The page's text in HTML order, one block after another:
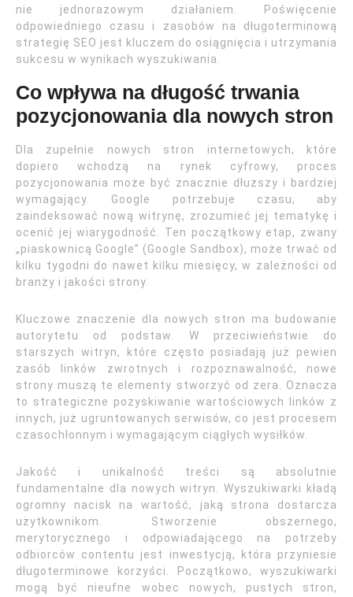
nie jednorazowym działaniem. Poświęcenie
odpowiedniego czasu i zasobów na długoterminową
strategię SEO jest kluczem do osiągnięcia i utrzymania
sukcesu w wynikach wyszukiwania.
Co wpływa na długość trwania
pozycjonowania dla nowych stron
Dla zupełnie nowych stron internetowych, które
dopiero wchodzą na rynek cyfrowy, proces
pozycjonowania może być znacznie dłuższy i bardziej
wymagający. Google potrzebuje czasu, aby
zaindeksować nową witrynę, zrozumieć jej tematykę i
ocenić jej wiarygodność. Ten początkowy etap, zwany
„piaskownicą Google” (Google Sandbox), może trwać od
kilku tygodni do nawet kilku miesięcy, w zależności od
branży i jakości strony.
Kluczowe znaczenie dla nowych stron ma budowanie
autorytetu od podstaw. W przeciwieństwie do
starszych witryn, które często posiadają już pewien
zasób linków zwrotnych i rozpoznawalność, nowe
strony muszą te elementy stworzyć od zera. Oznacza
to strategiczne pozyskiwanie wartościowych linków z
innych, już ugruntowanych serwisów, co jest procesem
czasochłonnym i wymagającym ciągłych wysiłków.
Jakość i unikalność treści są absolutnie
fundamentalne dla nowych witryn. Wyszukiwarki kładą
ogromny nacisk na wartość, jaką strona dostarcza
użytkownikom. Stworzenie obszernego,
merytorycznego i odpowiadającego na potrzeby
odbiorców contentu jest inwestycją, która przyniesie
długoterminowe korzyści. Początkowo, wyszukiwarki
mogą być nieufne wobec nowych, pustych stron,